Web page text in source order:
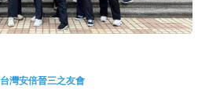
台灣安倍晉三之友會